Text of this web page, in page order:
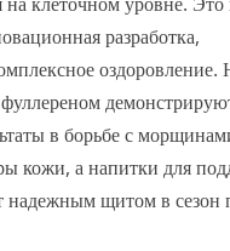
разработка,
оздоровление.
в борьбе с
кожи, а напитки для
надежным щитом в сезон